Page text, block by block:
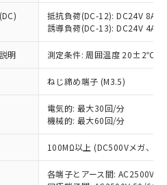
抵抗負荷(DC-12): DC24V 8A/
誘導負荷(DC-13): DC24V 4A/
明 測定条件: 周囲温度 20±2℃、
ねじ締め端子 (M3.5)
電気的: 最大30回/分
機械的: 最大60回/分
100MΩ以上 (DC500Vメガ、点
各端子とアース間: AC2500V
ださい。
び標準価格照会結果は、
更新日時点での社内デー
成されるものであり、閲
での実際の在庫および標
なる場合があることをご
況および標準価格はお客
、またはお客様担当のオ
器販売店・当社販売員に
機器販売店や当社販売拠
と判明した場合などや
とがあります。
：
銀(Hg) 1000ppm以下、 カド
以下、ポリ臭化ビフェニル
ポリ臭化ジフェニルエーテル類
タル酸ビス(2-エチルヘキシ
以下、フタル酸ブチ
以下、フタル酸ジブチル
、フタル酸ジイソブチル
監視および制御機器に対する
物質については閾値を超える意
ことを示します。
。当社販売部門へお問
、 PBBs(ポリ臭化ビフェ
ポリ臭化ジフェニルエーテ
: 1000ppm、 DIBP(フタル酸ジ
BBP(フタル酸ブチルベンジ
チルヘキシル)) : 1000ppm
ら貴社製品のうち、外国
国貿易法に定める商品
物等」という）を輸出
の提供する場合は、日本
許可(または役務取引許
などの必要な手続きを
物を破棄する場合は、完
など、違法に輸出されな
段を講じます。
品を、核兵器、ミサイ
、生物兵器またはその他
上の在庫あり
は満たないが在庫あり
(最新の在庫状況につ